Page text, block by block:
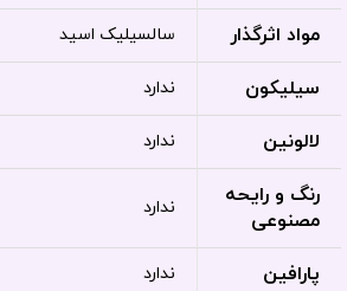
مواد اثرگذار سالسیلیک اسید
سیلیکون ندارد
لالونین ندارد
رنگ و رایحه
مصنوعی
ندارد
پارافین ندارد